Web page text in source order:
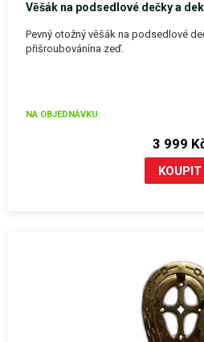
Věšák na podsedlové dečky a
Pevný otožný věšák na podsedlové
přišroubovánína zeď.
NA OBJEDNÁVKU
3 999